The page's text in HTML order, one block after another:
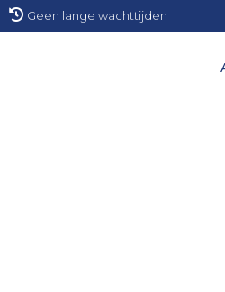
Geen lange wachttijden